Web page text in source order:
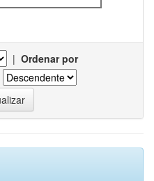
| Ordenar por